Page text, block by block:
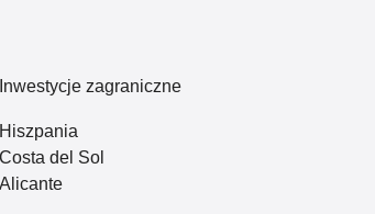
Inwestycje zagraniczne
Hiszpania
Costa del Sol
Alicante